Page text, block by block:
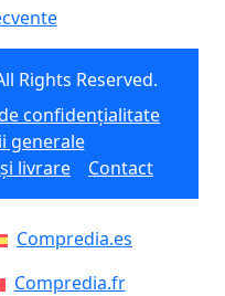
Rights Reserved.
confidențialitate
generale
livrare
Contact
Compredia.es
Compredia.fr